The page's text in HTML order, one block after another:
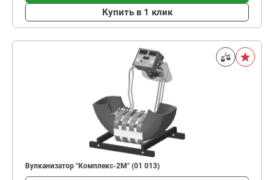
Купить в 1 клик
Вулканизатор "Комплекс-2М" (01 013)